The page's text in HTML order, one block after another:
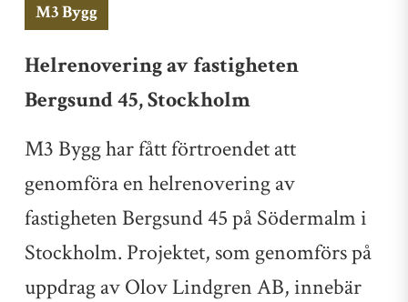
M3 Bygg
Helrenovering av fastigheten
Bergsund 45, Stockholm
M3 Bygg har fått förtroendet att
genomföra en helrenovering av
fastigheten Bergsund 45 på Södermalm i
Stockholm. Projektet, som genomförs på
uppdrag av Olov Lindgren AB, innebär